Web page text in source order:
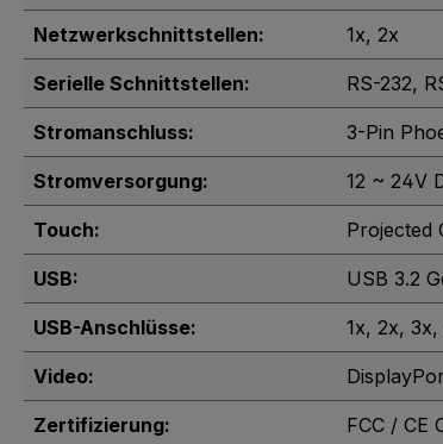
Netzwerkschnittstellen: 1x, 2x
Serielle Schnittstellen: RS-232,
Stromanschluss: 3-Pin
Stromversorgung: 12 ~ 24V
Touch: Projected
USB: USB 3.2
USB-Anschlüsse: 1x, 2x, 3x,
Video:
Zertifizierung: FCC / CE